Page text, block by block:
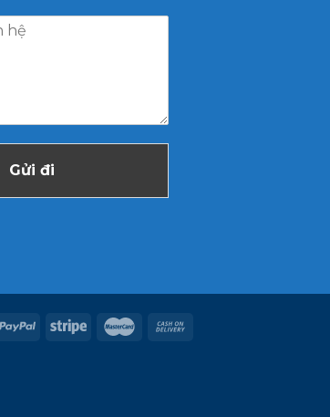
Gửi đi